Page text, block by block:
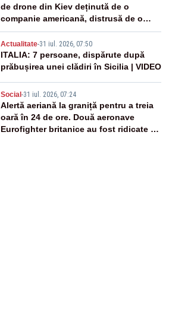
de drone din Kiev deținută de o
companie americană, distrusă de o
rachetă rusească
Actualitate-31 iul. 2026, 07:50
ITALIA: 7 persoane, dispărute după
prăbușirea unei clădiri în Sicilia | VIDEO
Social -31 iul. 2026, 07:24
Alertă aeriană la graniță pentru a treia
oară în 24 de ore. Două aeronave
Eurofighter britanice au fost ridicate de